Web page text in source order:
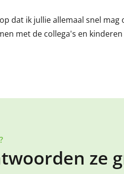
dat ik jullie allemaal snel mag
met de collega's en
ze